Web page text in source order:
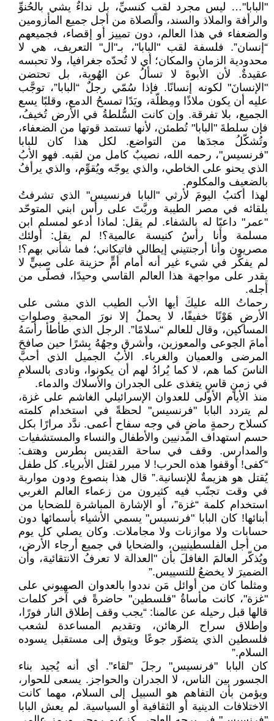
"البابا"… ليس مجرد لقبٍ كنسيِّ، بل نداءٌ يشي بالحُنوِّ
والرأفة والملاذ والسند، والصلاة من أجل جميع المأزومين
والضعفاء في هذا العالم، دون تمييز أو إقصاء، فجميعهم
“إنسان”. فلسفة لقب "البابا"، بـ"ال" التعريف، هي لا
محدودية الزمان والمكان؛ أي لا تُحدّه جغرافيا، ولا تحبسه
عقيدةٌ. لأن الأبوةَ لا تسألُ عن الهُوية، بل تحتضن
"الإنسانَ" لكونه إنسانًا. فإذا سُمّي رجلٌ “البابا”، توجَّب
عليه أن يكون ملاذًا ومِظلّة، ويَدًا تمسحُ الدمع، وقلبًا يسع
الجميع، بلا تفرقة. وإن كانت السُّلطةُ في الأرض تُخيفُ،
فإن سلطةَ "البابا" تُطمئن، لأنها تستمد قوتها من الضعفاء،
وتُشكّلُ مجدَها من التواضع. لكل هذا كان للبابا
"فرنسيس"، رحمه الله، نصيبٌ كامل من لقبه. فهو الأبُ
الذي يحنو على الخاطي، والذي يوجّه ويُقوِّم، والذي يرأفُ
بالضعيف والمكلوم.
لهذا أكتبُ اليومَ لأرثي "البابا فرنسيس" الذي تشرفتُ
بلقائه في مصر الطيبة وربَّتَ على رأس ابني المتوحّد
"عمر" داعيًا له بالشفاء. لم يقل: لماذا أدعو لمسلم ابن
مسلمة وأنا رأسُ كنيسة عالمية؟! لم يقل: أولئك
مصريون وأنا أرجنتيني إيطالي فاتيكاني؛ فما شأني بهم؟!
لم يفكّر في شيء غير أنه أمام أمٍّ حزينة على صبيٍّ لا
يقدر على مواجهة هذا العالم القاسي وحيدًا، فصلّى من
أجله.
رحماتُ الله عليكَ أيها الأب الطيب الذي مشى على
الأرضِ هَوْنًا خفيفًا، لا يحملُ إلا نورَ المحبةِ وصلواتِ
المساكين، وقال للعالم “سلامًا”. الرجل الذي طأطأ رأسَهُ
أمامَ الجوعى والمعوزين، وأشرق وجهُهُ بِشرًا حين صافحَ
المرضى والعميان والغرباء. الأبُ الجميل الذي أحبَّ
الناسَ كما هم، لا كما يُرادُ لهم أن يكونوا، ونادى بالسلامِ
في زمنٍ قاسٍ يتغذى على الجدران والأسلاك والدماء.
منذ الأيام الأولى للعدوان الإسرائيلي الغاشم على غزة،
لم يتردد البابا "فرنسيس" لحظةً في استخدام كلمته
كسلاح رحمةٍ ماضٍ في وجه سفاح أعمى. ندَّد مرارًا بكل
حسم استهداف المدنيين والأطفال والنساء والمستشفيات
والمدارس. وقف في ساحة القديس بطرس وهتف:
“كفى! أوقفوا هذه الحرب! لا مبرر لقتل الأبرياء. كل طفل
يُقتل هو هزيمةٌ للإنسانية.” قال هذا بنصوع ودون مواربة
في وقت تجنّب فيه كثيرون من زعماء العالم الغربي
استخدام كلمة “غزة”، أو الإشارة المباشرة للضحايا من
أبنائها! كان البابا "فرنسيس" يسمي الأشياء بأسمائها دون
حسابات ولا موازنات ولا مجاملات. وكان يصلي كل يوم
من أجل الفلسطينيين، والضحايا في جميع أرجاء الأرض،
ويُذكّر العالمَ الغافلَ بأن "العدالة لا تعرفُ الانتقائية، وأن
الضميرَ لا يخضعُ للتسييس.”
ومثلما كان من أوائل مَن نددوا بالعدوان الصهيوني على
"غزة"، كانت مأساةُ "فلسطين" حاضرةً في آخر كلمات
قالها قبل رحيله عن عالمنا: “يجب وقف إطلاق النار فورًا،
وإطلاق سراح الرهائن، وتقديم المساعدة لشعب
فلسطين الذي يتضوّر جوعًا ويتوق إلى مستقبل يسوده
السلام.”
كان البابا "فرنسيس" رجلَ "لقاء". أي أنه يُجيد بناء
الجسور بين الناس، لا الجدران والحواجز. يسعى للحوار،
ويؤمن بأن التفاهم هو السبيل إلى السلام، مهما كانت
الاختلافات الدينية أو الثقافية أو السياسية. لم يعش البابا